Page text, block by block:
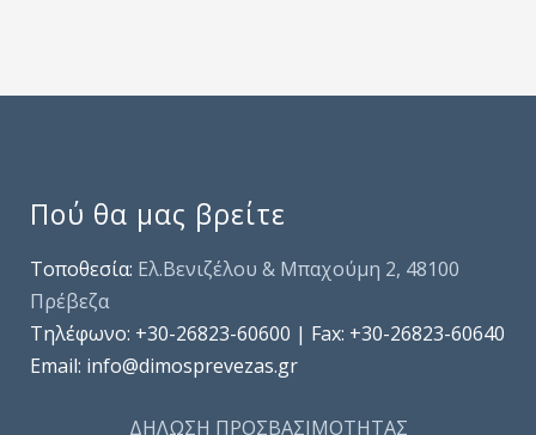
Πού θα μας βρείτε
Τοποθεσία: Ελ.Βενιζέλου & Μπαχούμη 2, 48100
Πρέβεζα
Τηλέφωνo: +30-26823-60600 | Fax: +30-26823-60640
Email: info@dimosprevezas.gr
ΔΗΛΩΣΗ ΠΡΟΣΒΑΣΙΜΟΤΗΤΑΣ